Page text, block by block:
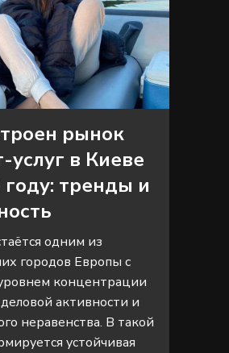
рынок
услуг в Киеве
году: тренды и
одним из
городов Европы с
концентрации
активности и
неравенства. В такой
устойчивая